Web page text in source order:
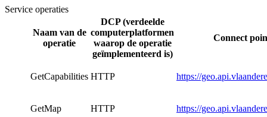
Service operaties
Naam van de
operatie
DCP (verdeelde
computerplatformen
waarop de operatie
geïmplementeerd is)
Connect
GetCapabilities HTTP https://
GetMap HTTP https://